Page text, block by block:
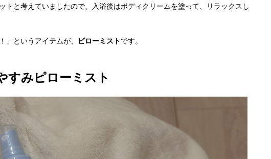
トと考えていましたので、入浴後はボディクリームを塗って、リラックスし
」というアイテムが、 ピローミストです。
すみピローミスト